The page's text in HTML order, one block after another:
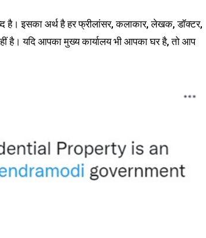
है। इसका अर्थ है हर फ्रीलांसर, कलाकार, लेखक, डॉक्टर,
है। यदि आपका मुख्य कार्यालय भी आपका घर है, तो आप